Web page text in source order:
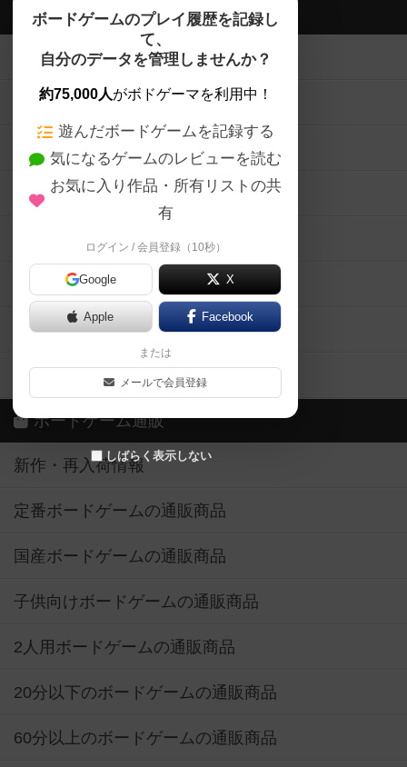
ボードゲームのプレイ履歴を記録し
て、
自分のデータを管理しませんか？
約75,000人がボドゲーマを利用中！
遊んだボードゲームを記録する
気になるゲームのレビューを読む
お気に入り作品・所有リストの共
有
ログイン / 会員登録（10秒）
Google X
Apple Facebook
または
メールで会員登録
しばらく表示しない
ボドゲーマTOP
ボードゲームを検索する
ボードゲームの新着レビュー
ボードゲーム会情報
メカニクス特集
掲示板・トピックス
ボドとも・会員一覧
ボードゲーム業界コラム
ボドゲーマご利用案内
ボードゲーム通販
新作・再入荷情報
定番ボードゲームの通販商品
国産ボードゲームの通販商品
子供向けボードゲームの通販商品
2人用ボードゲームの通販商品
20分以下のボードゲームの通販商品
60分以上のボードゲームの通販商品